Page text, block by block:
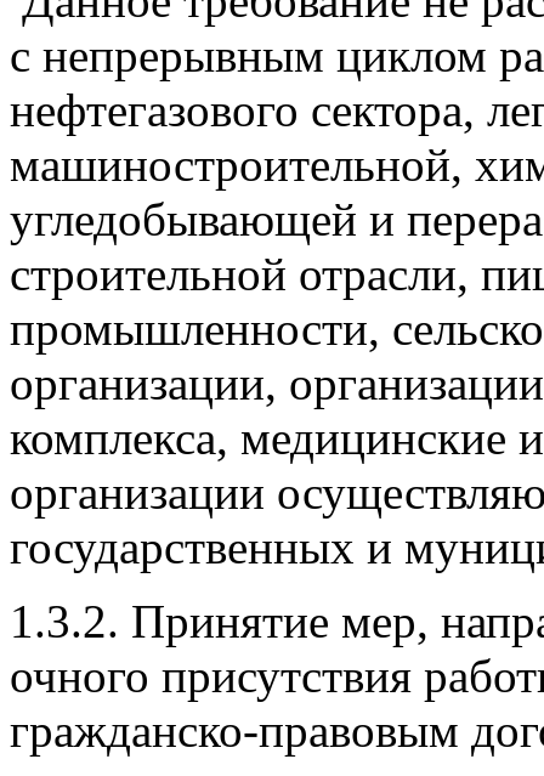
с непрерывным циклом
нефтегазового сектора,
машиностроительной,
угледобывающей и
строительной отрасли,
промышленности,
организации,
комплекса, медицинские
организации
государственных и
1.3.2. Принятие мер,
очного присутствия
гражданско-правовым